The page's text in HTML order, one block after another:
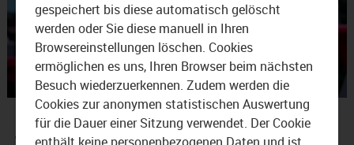
Video
Der Christkindlmarkt in
gespeichert bis diese automatisch gelöscht
werden oder Sie diese manuell in Ihren
Browsereinstellungen löschen. Cookies
ermöglichen es uns, Ihren Browser beim nächsten
Besuch wiederzuerkennen. Zudem werden die
Cookies zur anonymen statistischen Auswertung
für die Dauer einer Sitzung verwendet. Der Cookie